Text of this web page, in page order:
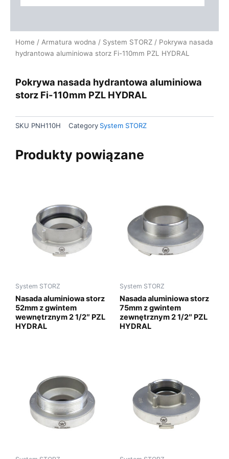
Home / Armatura wodna / System STORZ / Pokrywa nasada
hydrantowa aluminiowa storz Fi-110mm PZL HYDRAL
Pokrywa nasada hydrantowa aluminiowa
storz Fi-110mm PZL HYDRAL
SKU PNH110H Category System STORZ
Produkty powiązane
System STORZ
Nasada aluminiowa storz
52mm z gwintem
wewnętrznym 2 1/2″ PZL
HYDRAL
System STORZ
Nasada aluminiowa storz
75mm z gwintem
zewnętrznym 2 1/2″ PZL
HYDRAL